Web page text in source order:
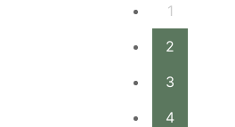
1
2
3
4